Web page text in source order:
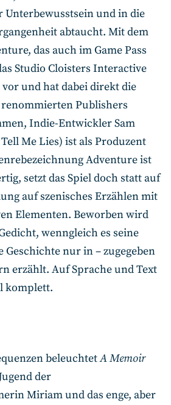
und in die
abtaucht. Mit dem
das auch im Game Pass
Studio Cloisters Interactive
und hat dabei direkt die
Publishers
Indie-Entwickler Sam
Me Lies) ist als Produzent
Adventure ist
setzt das Spiel doch statt auf
auf szenisches Erzählen mit
Elementen. Beworben wird
wenngleich es seine
nur in – zugegeben
erzählt. Auf Sprache und Text
komplett.
beleuchtetA Memoir
der
Miriam und das enge, aber